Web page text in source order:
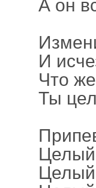
А он
И
Что
Ты
Целый
Целый